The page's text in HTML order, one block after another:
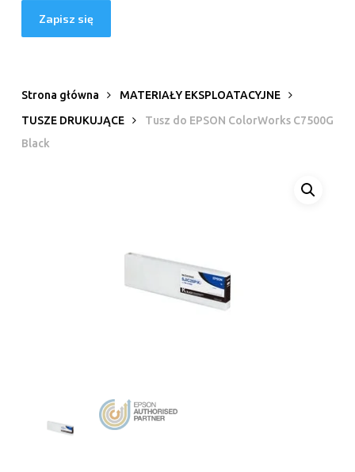
Strona główna
MATERIAŁY EKSPLOATACYJNE
TUSZE DRUKUJĄCE
Tusz do EPSON ColorWorks C7500G
Black